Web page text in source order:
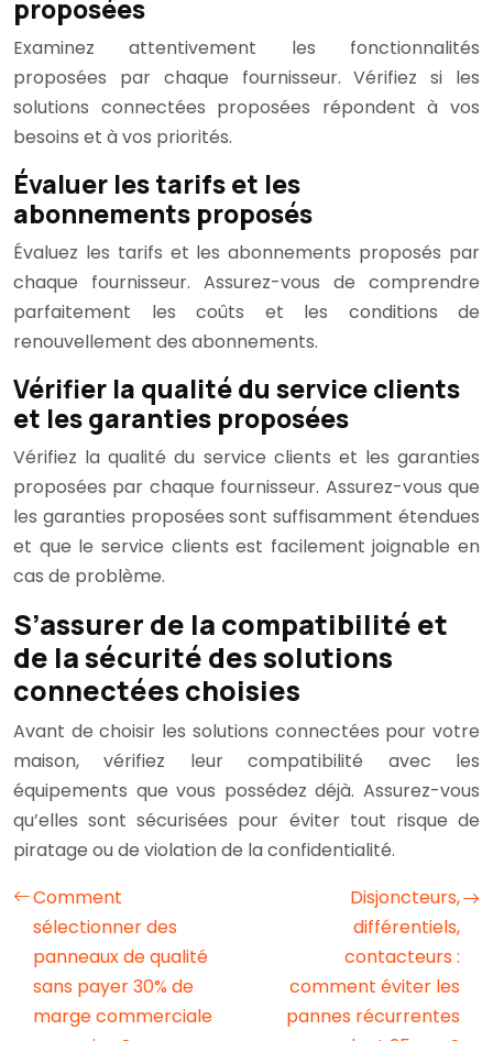
proposées
Examinez attentivement les fonctionnalités
proposées par chaque fournisseur. Vérifiez si les
solutions connectées proposées répondent à vos
besoins et à vos priorités.
Évaluer les tarifs et les
abonnements proposés
Évaluez les tarifs et les abonnements proposés par
chaque fournisseur. Assurez-vous de comprendre
parfaitement les coûts et les conditions de
renouvellement des abonnements.
Vérifier la qualité du service clients
et les garanties proposées
Vérifiez la qualité du service clients et les garanties
proposées par chaque fournisseur. Assurez-vous que
les garanties proposées sont suffisamment étendues
et que le service clients est facilement joignable en
cas de problème.
S’assurer de la compatibilité et
de la sécurité des solutions
connectées choisies
Avant de choisir les solutions connectées pour votre
maison, vérifiez leur compatibilité avec les
équipements que vous possédez déjà. Assurez-vous
qu’elles sont sécurisées pour éviter tout risque de
piratage ou de violation de la confidentialité.
Comment
sélectionner des
panneaux de qualité
sans payer 30% de
marge commerciale
Disjoncteurs,
différentiels,
contacteurs :
comment éviter les
pannes récurrentes